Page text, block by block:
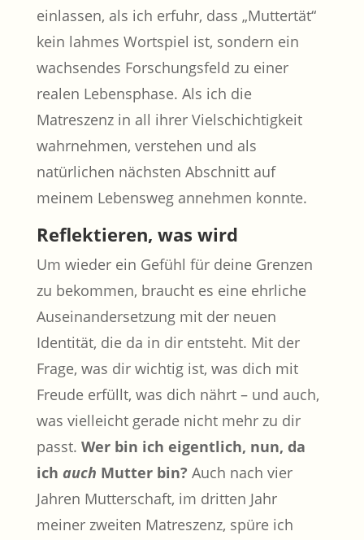
einlassen, als ich erfuhr, dass „Muttertät“
kein lahmes Wortspiel ist, sondern ein
wachsendes Forschungsfeld zu einer
realen Lebensphase. Als ich die
Matreszenz in all ihrer Vielschichtigkeit
wahrnehmen, verstehen und als
natürlichen nächsten Abschnitt auf
meinem Lebensweg annehmen konnte.
Reflektieren, was wird
Um wieder ein Gefühl für deine Grenzen
zu bekommen, braucht es eine ehrliche
Auseinandersetzung mit der neuen
Identität, die da in dir entsteht. Mit der
Frage, was dir wichtig ist, was dich mit
Freude erfüllt, was dich nährt – und auch,
was vielleicht gerade nicht mehr zu dir
passt. Wer bin ich eigentlich, nun, da
ich auch Mutter bin? Auch nach vier
Jahren Mutterschaft, im dritten Jahr
meiner zweiten Matreszenz, spüre ich